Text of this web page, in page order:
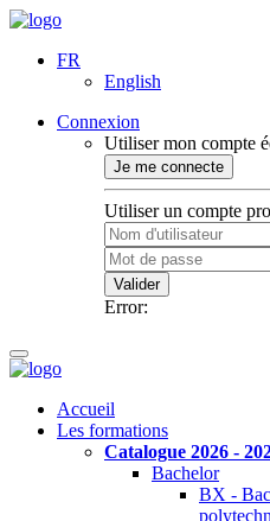
FR
English
Connexion
Utiliser mon compte
Je me connecte
Utiliser un compte
Valider
Error:
Accueil
Les formations
Catalogue 2026 -
Bachelor
BX -